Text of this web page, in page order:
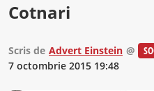
Cotnari
Scris de Advert Einstein @
7 octombrie 2015 19:48